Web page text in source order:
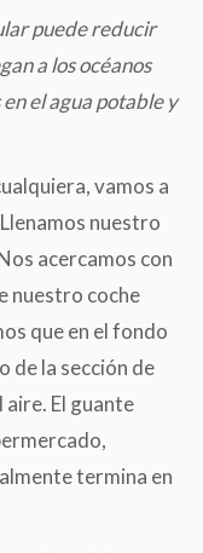
puede reducir
a los océanos
el agua potable y
vamos a
nuestro
acercamos con
nuestro coche
que en el fondo
de la sección de
El guante
termina en